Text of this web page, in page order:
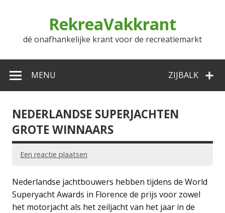
RekreaVakkrant
dé onafhankelijke krant voor de recreatiemarkt
ZIJBALK
MENU
NEDERLANDSE SUPERJACHTEN
GROTE WINNAARS
Een reactie plaatsen
Nederlandse jachtbouwers hebben tijdens de World
Superyacht Awards in Florence de prijs voor zowel
het motorjacht als het zeiljacht van het jaar in de